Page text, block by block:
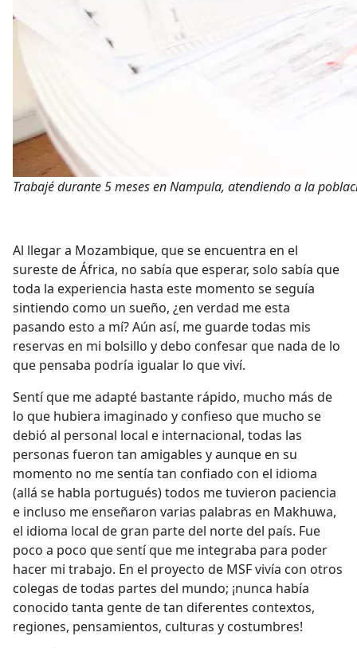
Trabajé durante 5 meses en Nampula, atendiendo a la
Al llegar a Mozambique, que se encuentra en el
sureste de África, no sabía que esperar, solo sabía que
toda la experiencia hasta este momento se seguía
sintiendo como un sueño, ¿en verdad me esta
pasando esto a mí? Aún así, me guarde todas mis
reservas en mi bolsillo y debo confesar que nada de lo
que pensaba podría igualar lo que viví.
Sentí que me adapté bastante rápido, mucho más de
lo que hubiera imaginado y confieso que mucho se
debió al personal local e internacional, todas las
personas fueron tan amigables y aunque en su
momento no me sentía tan confiado con el idioma
(allá se habla portugués) todos me tuvieron paciencia
e incluso me enseñaron varias palabras en Makhuwa,
el idioma local de gran parte del norte del país. Fue
poco a poco que sentí que me integraba para poder
hacer mi trabajo. En el proyecto de MSF vivía con otros
colegas de todas partes del mundo; ¡nunca había
conocido tanta gente de tan diferentes contextos,
regiones, pensamientos, culturas y costumbres!